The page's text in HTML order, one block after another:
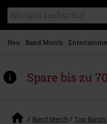
Hauptinhalt
springen
Katalog
durchsuchen
Neu Band Merch
Spare bis zu
Band Merch Top Bands